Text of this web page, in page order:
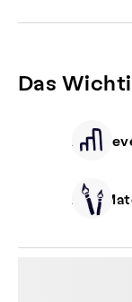
Das
Alle
Alle